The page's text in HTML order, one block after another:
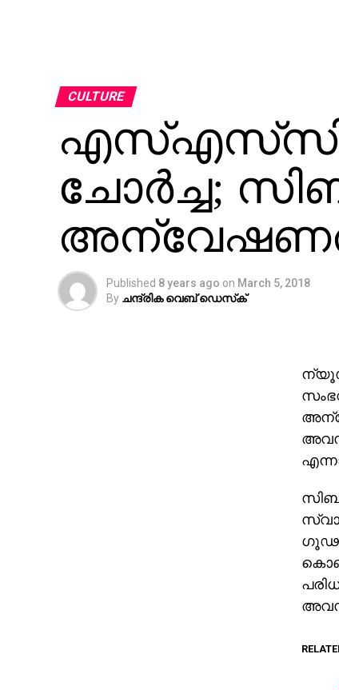
CULTURE
എസ്എസ്‌സി
ചോര്‍ച്ച;
Published 8 years ago on March 5, 2018
By ചന്ദ്രിക വെബ് ഡെസ്‌ക്‌